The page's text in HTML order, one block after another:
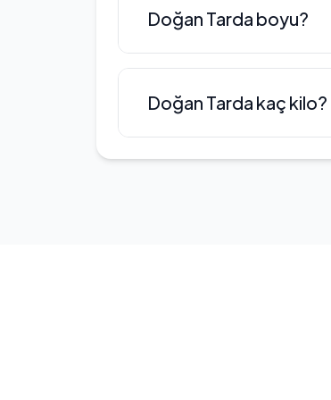
Doğan Tarda boyu?
Doğan Tarda kaç kilo?